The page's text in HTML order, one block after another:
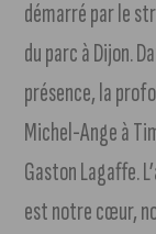
démarré par le
du parc à Dijon.
présence, la
Michel-Ange à
Gaston Lagaffe.
est notre cœur,